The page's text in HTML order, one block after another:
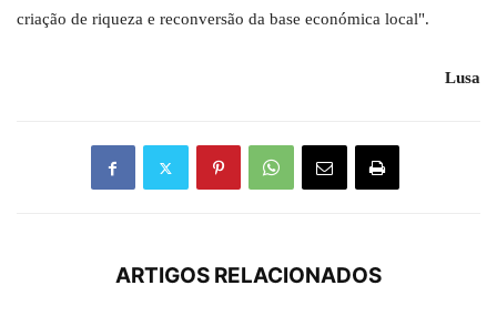
criação de riqueza e reconversão da base económica local".
Lusa
ARTIGOS RELACIONADOS